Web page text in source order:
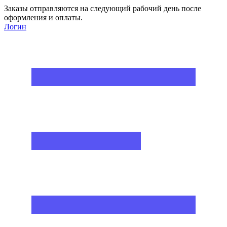
Заказы отправляются на следующий рабочий день после
оформления и оплаты.
Логин